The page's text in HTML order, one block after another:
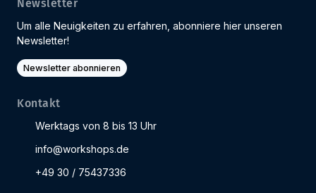
Newsletter
Um alle Neuigkeiten zu erfahren, abonniere hier unseren
Newsletter!
Newsletter abonnieren
Kontakt
Werktags von 8 bis 13 Uhr
info@workshops.de
+49 30 / 75437336